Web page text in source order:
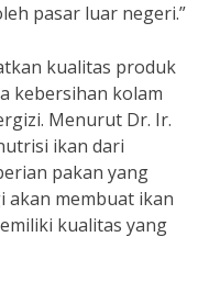
pasar luar negeri.”
kualitas produk
kebersihan kolam
Menurut Dr. Ir.
ikan dari
pakan yang
akan membuat ikan
kualitas yang